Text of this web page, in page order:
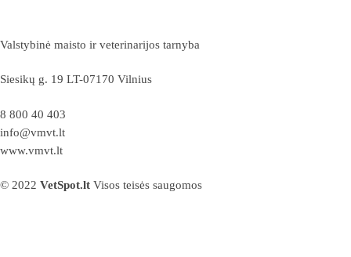
Valstybinė maisto ir veterinarijos tarnyba
Siesikų g. 19 LT-07170 Vilnius
8 800 40 403
info@vmvt.lt
www.vmvt.lt
© 2022 VetSpot.lt Visos teisės saugomos